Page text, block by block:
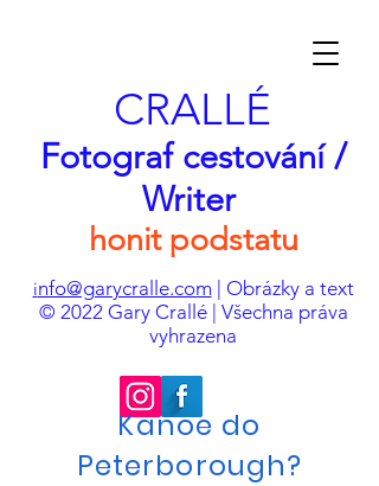
CRALLÉ
Fotograf cestování /
Writer
honit podstatu
info@garycralle.com| Obrázky a text
© 2022 Gary Crallé | Všechna práva
vyhrazena
Kanoe do
Peterborough?